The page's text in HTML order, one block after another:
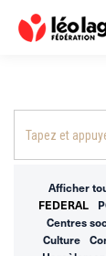
Afficher
FEDERAL
Centres
Culture